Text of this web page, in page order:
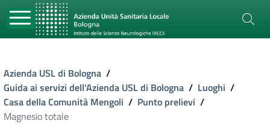
Azienda USL di Bologna /
Guida ai servizi dell'Azienda USL di Bologna / Luoghi /
Casa della Comunità Mengoli / Punto prelievi /
Magnesio totale